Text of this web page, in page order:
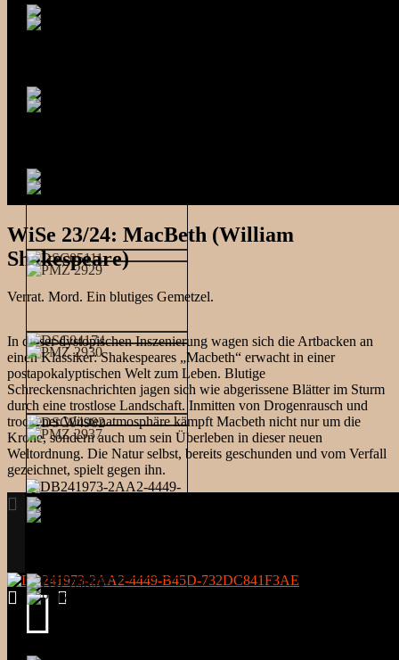
WiSe 23/24: MacBeth (William
Shakespeare)
Verrat. Mord. Ein blutiges Gemetzel.
In dieser dystopischen Inszenierung wagen sich die Artbacken an
einen Klassiker: Shakespeares „Macbeth“ erwacht in einer
postapokalyptischen Welt zum Leben. Blutige
Schreckensnachrichten jagen sich wie abgerissene Blätter im Sturm
durch eine trostlose Landschaft. Inmitten von Drogenrausch und
trockener Wüstenatmosphäre kämpft Macbeth nicht nur um die
Krone, sondern auch um sein Überleben in dieser neuen
Weltordnung. Die Natur selbst, bereits geschunden und vom Verfall
gezeichnet, spielt gegen ihn.